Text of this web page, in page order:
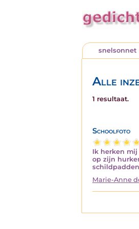
snelsonnet
Alle
1 resultaat.
Schoolfoto
Ik herken
op zijn
Marie-Anne